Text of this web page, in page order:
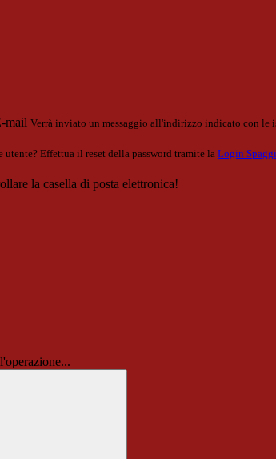
mail Verrà inviato un messaggio all'indirizzo indicato con le
utente? Effettua il reset della password tramite la Login
la casella di posta elettronica!